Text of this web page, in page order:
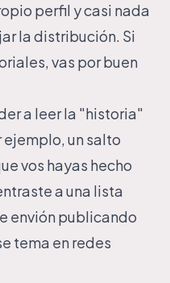
perfil y casi nada
la distribución. Si
vas por buen
a leer la "historia"
ejemplo, un salto
vos hayas hecho
a una lista
envión publicando
tema en redes